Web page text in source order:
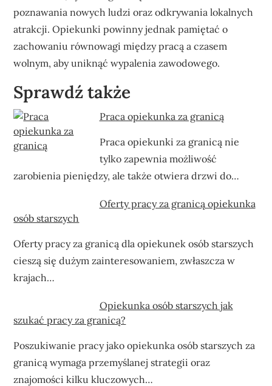
poznawania nowych ludzi oraz odkrywania lokalnych
atrakcji. Opiekunki powinny jednak pamiętać o
zachowaniu równowagi między pracą a czasem
wolnym, aby uniknąć wypalenia zawodowego.
Sprawdź także
Praca opiekunka za granicą
Praca opiekunki za granicą nie
tylko zapewnia możliwość
zarobienia pieniędzy, ale także otwiera drzwi do…
Oferty pracy za granicą opiekunka
osób starszych
Oferty pracy za granicą dla opiekunek osób starszych
cieszą się dużym zainteresowaniem, zwłaszcza w
krajach…
Opiekunka osób starszych jak
szukać pracy za granicą?
Poszukiwanie pracy jako opiekunka osób starszych za
granicą wymaga przemyślanej strategii oraz
znajomości kilku kluczowych…